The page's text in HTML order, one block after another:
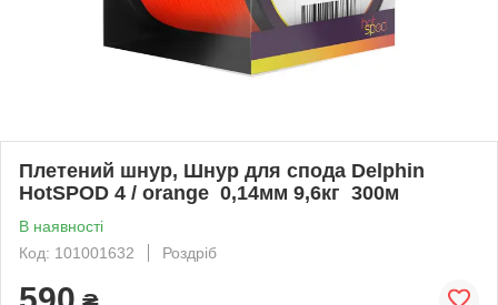
Плетений шнур, Шнур для спода Delphin
HotSPOD 4 / orange 0,14мм 9,6кг 300м
В наявності
Код: 101001632
Роздріб